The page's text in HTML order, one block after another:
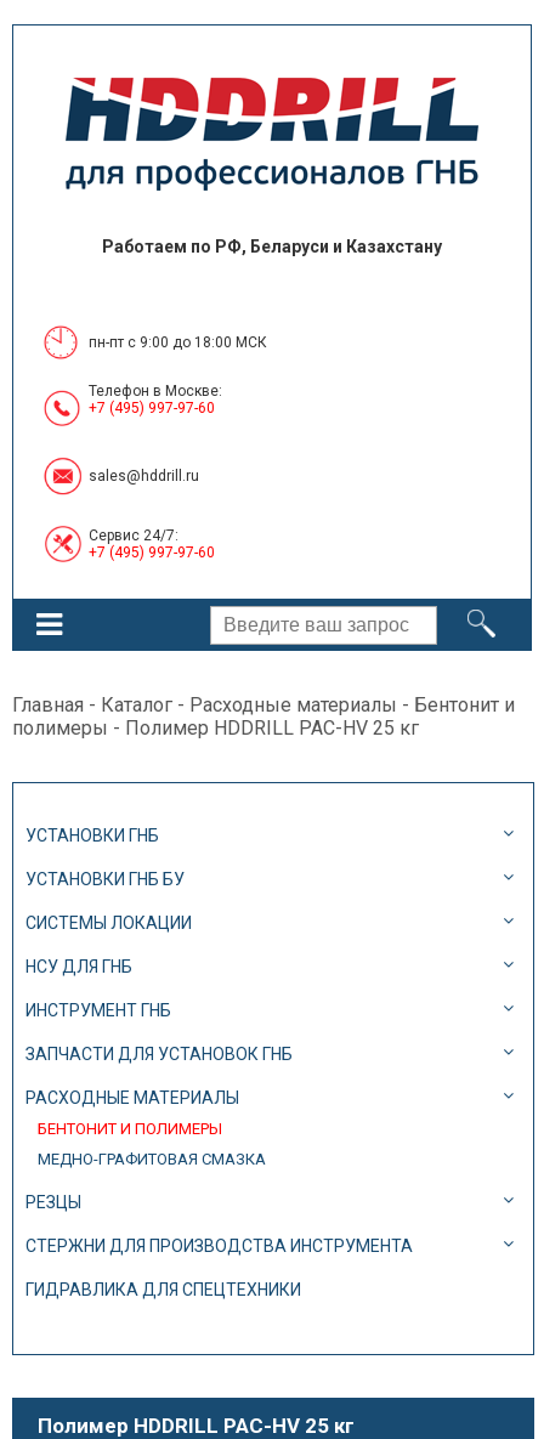
Работаем по РФ, Беларуси и Казахстану
пн-пт с 9:00 до 18:00 МСК
Телефон в Москве:
+7 (495) 997-97-60
sales@hddrill.ru
Сервис 24/7:
+7 (495) 997-97-60
Главная - Каталог - Расходные материалы - Бентонит и
полимеры - Полимер HDDRILL PAC-HV 25 кг
УСТАНОВКИ ГНБ
УСТАНОВКИ ГНБ БУ
СИСТЕМЫ ЛОКАЦИИ
НСУ ДЛЯ ГНБ
ИНСТРУМЕНТ ГНБ
ЗАПЧАСТИ ДЛЯ УСТАНОВОК ГНБ
РАСХОДНЫЕ МАТЕРИАЛЫ
БЕНТОНИТ И ПОЛИМЕРЫ
МЕДНО-ГРАФИТОВАЯ СМАЗКА
РЕЗЦЫ
СТЕРЖНИ ДЛЯ ПРОИЗВОДСТВА ИНСТРУМЕНТА
ГИДРАВЛИКА ДЛЯ СПЕЦТЕХНИКИ
Полимер HDDRILL PAC-HV 25 кг